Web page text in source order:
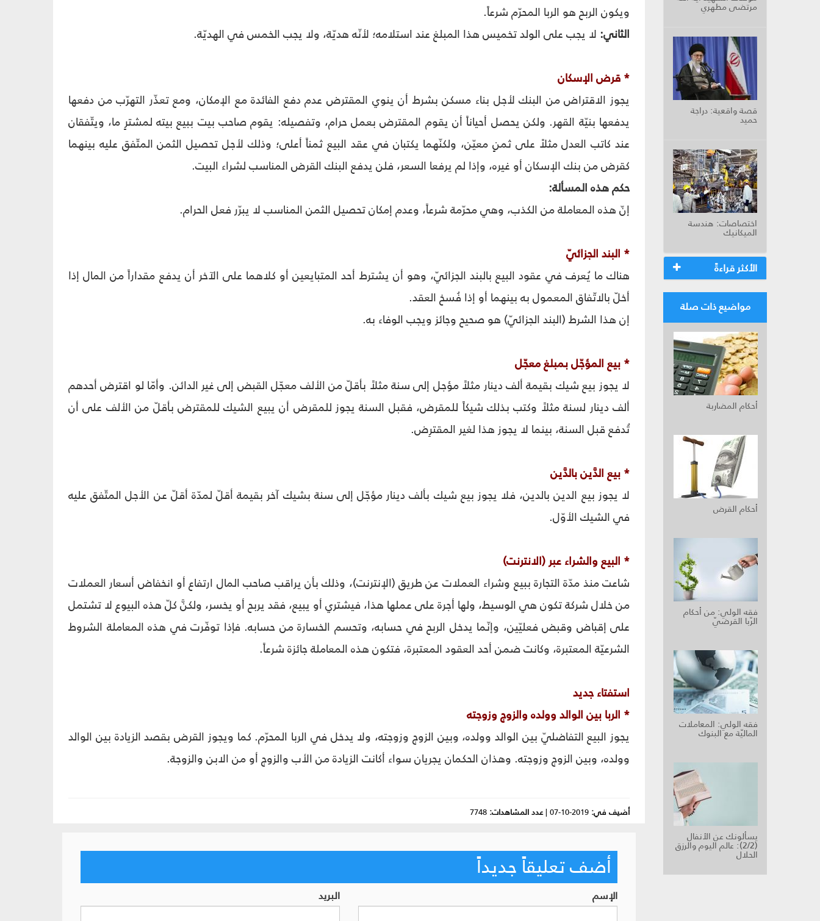
مرتضى مطهري
قصة واقعية: دراجة
حميد
اختصاصات: هندسة
الميكانيك
الأكثر قراءةً
مواضيع ذات صلة
أحكام‏ المضاربة
أحكام القرض
فقه الولي: من أحكام
الرّبا القرضيّ
فقه الولي: المعاملات
الماليّة مع البنوك
يسألونك عن الأنفال
(2/2): عالم اليوم والرزق
الحلال
ويكون الربح هو الربا المحرّم شرعاً.
الثاني: لا يجب على الولد تخميس هذا المبلغ عند استلامه؛ لأنّه هديّة، ولا يجب الخمس في الهديّة.
* قرض الإسكان‏
يجوز الاقتراض من البنك لأجل بناء مسكن بشرط أن ينوي المقترض عدم دفع الفائدة مع الإمكان، ومع تعذّر التهرّب من دفعها
يدفعها بنيّة القهر. ولكن يحصل أحياناً أن يقوم المقترض بعمل حرام، وتفصيله: يقوم صاحب بيت ببيع بيته لمشترٍ ما، ويتّفقان
عند كاتب العدل مثلاً على ثمنٍ معيّن، ولكنّهما يكتبان في عقد البيع ثمناً أعلى؛ وذلك لأجل تحصيل الثمن المتّفق عليه بينهما
كقرض من بنك الإسكان أو غيره، وإذا لم يرفعا السعر، فلن يدفع البنك القرض المناسب لشراء البيت.
حكم هذه المسألة:
إنّ هذه المعاملة من الكذب، وهي محرّمة شرعاً، وعدم إمكان تحصيل الثمن المناسب لا يبرّر فعل الحرام.
* البند الجزائيّ‏
هناك ما يُعرف في عقود البيع بالبند الجزائيّ، وهو أن يشترط أحد المتبايعين أو كلاهما على الآخر أن يدفع مقداراً من المال إذا
أخلّ بالاتّفاق المعمول به بينهما أو إذا فُسخ العقد.
إن هذا الشرط (البند الجزائيّ) هو صحيح وجائز ويجب الوفاء به.
* بيع المؤجّل بمبلغ معجّل‏
لا يجوز بيع شيك بقيمة ألف دينار مثلاً مؤجل إلى سنة مثلاً بأقلّ من الألف معجّل القبض إلى غير الدائن. وأمّا لو اقترض أحدهم
ألف دينار لسنة مثلاً وكتب بذلك شيكاً للمقرض، فقبل السنة يجوز للمقرض أن يبيع الشيك للمقترض بأقلّ من الألف على أن
تُدفع قبل السنة، بينما لا يجوز هذا لغير المقترِض.
* بيع الدَّين بالدَّين‏
لا يجوز بيع الدين بالدين، فلا يجوز بيع شيك بألف دينار مؤجّل إلى سنة بشيك آخر بقيمة أقلّ لمدّة أقلّ عن الأجل المتّفق عليه
في الشيك الأوّل.
* البيع والشراء عبر (الانترنت)
شاعت منذ مدّة التجارة ببيع وشراء العملات عن طريق (الإنترنت)، وذلك بأن يراقب صاحب المال ارتفاع أو انخفاض أسعار العملات
من خلال شركة تكون هي الوسيط، ولها أجرة على عملها هذا، فيشتري أو يبيع، فقد يربح أو يخسر، ولكنَّ كلّ هذه البيوع لا تشتمل
على إقباض وقبض فعليّين، وإنّما يدخل الربح في حسابه، وتحسم الخسارة من حسابه. فإذا توفّرت في هذه المعاملة الشروط
الشرعيّة المعتبرة، وكانت ضمن أحد العقود المعتبرة، فتكون هذه المعاملة جائزة شرعاً.
استفتاء جديد
* الربا بين الوالد وولده والزوج وزوجته‏
يجوز البيع التفاضليّ بين الوالد وولده، وبين الزوج وزوجته، ولا يدخل في الربا المحرّم. كما ويجوز القرض بقصد الزيادة بين الوالد
وولده، وبين الزوج وزوجته. وهذان الحكمان يجريان سواء أكانت الزيادة من الأب والزوج أو من الابن والزوجة.
أضيف في: 2019-10-07
|عدد المشاهدات: 7748
أضف تعليقاً جديداً
الإسم البريد